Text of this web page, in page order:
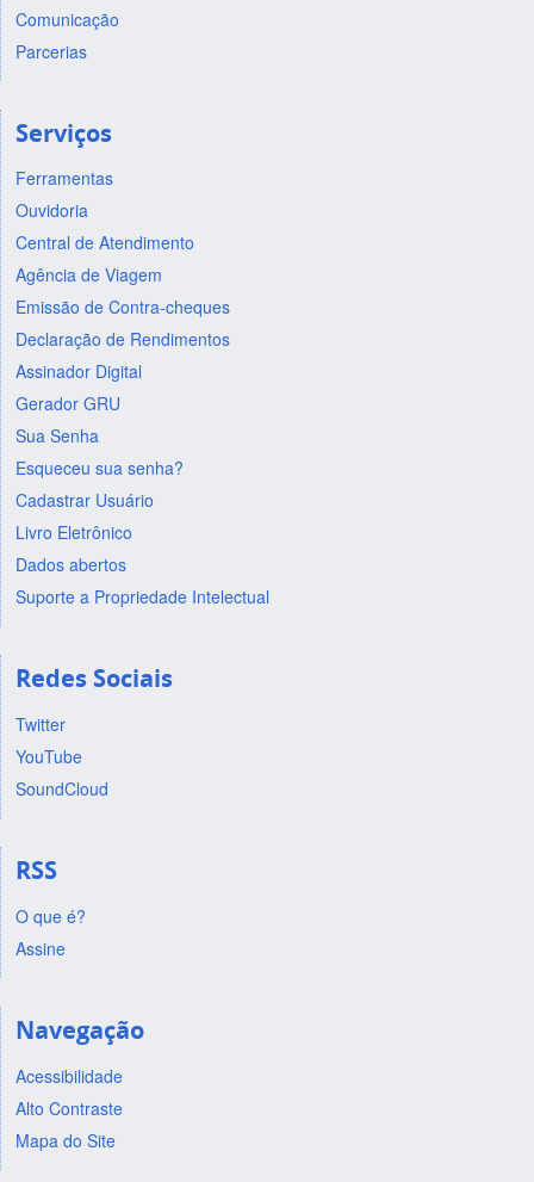
Comunicação
Parcerias
Serviços
Ferramentas
Ouvidoria
Central de Atendimento
Agência de Viagem
Emissão de Contra-cheques
Declaração de Rendimentos
Assinador Digital
Gerador GRU
Sua Senha
Esqueceu sua senha?
Cadastrar Usuário
Livro Eletrônico
Dados abertos
Suporte a Propriedade Intelectual
Redes Sociais
Twitter
YouTube
SoundCloud
RSS
O que é?
Assine
Navegação
Acessibilidade
Alto Contraste
Mapa do Site